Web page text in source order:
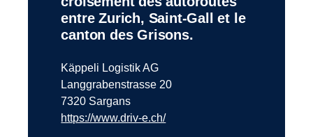
entre Zurich, Saint-Gall et le
canton des Grisons.
Käppeli Logistik AG
Langgrabenstrasse 20
7320 Sargans
https://www.driv-e.ch/